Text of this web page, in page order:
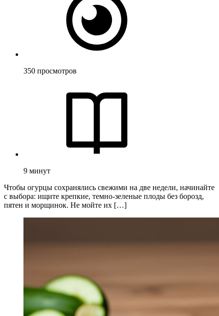
350 просмотров
9 минут
Чтобы огурцы сохранялись свежими на две недели, начинайте
с выбора: ищите крепкие, темно‑зеленые плоды без борозд,
пятен и морщинок. Не мойте их […]